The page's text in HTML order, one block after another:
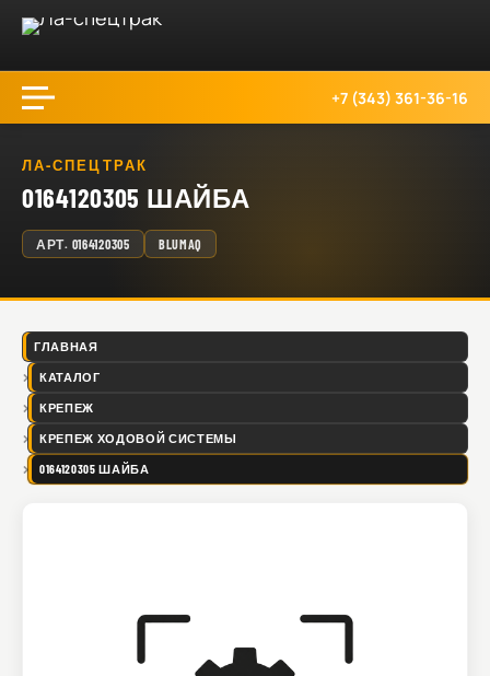
+7 (343) 361-36-16
ЛА-СПЕЦТРАК
0164120305 ШАЙБА
АРТ. 0164120305 BLUMAQ
ГЛАВНАЯ
КАТАЛОГ
КРЕПЕЖ
КРЕПЕЖ ХОДОВОЙ СИСТЕМЫ
0164120305 ШАЙБА